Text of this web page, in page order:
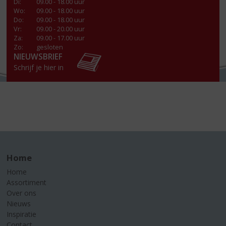
Wo:
09.00 - 18.00 uur
Do:
09.00 - 18.00 uur
Vr:
09.00 - 20.00 uur
Za:
09.00 - 17.00 uur
Zo:
gesloten
NIEUWSBRIEF
Schrijf je hier in
Home
Home
Assortiment
Over ons
Nieuws
Inspiratie